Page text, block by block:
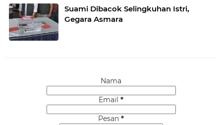
Suami Dibacok Selingkuhan Istri,
Gegara Asmara
Nama
Email *
Pesan *